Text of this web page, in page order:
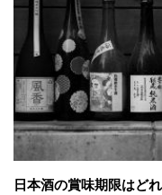
日本酒の賞味期限はど